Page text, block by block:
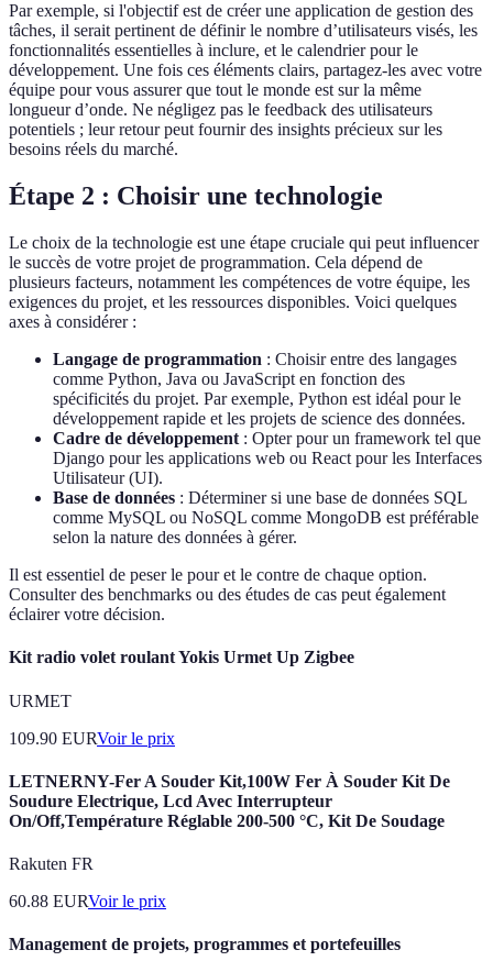
Par exemple, si l'objectif est de créer une application de gestion des
tâches, il serait pertinent de définir le nombre d’utilisateurs visés, les
fonctionnalités essentielles à inclure, et le calendrier pour le
développement. Une fois ces éléments clairs, partagez-les avec votre
équipe pour vous assurer que tout le monde est sur la même
longueur d’onde. Ne négligez pas le feedback des utilisateurs
potentiels ; leur retour peut fournir des insights précieux sur les
besoins réels du marché.
Étape 2 : Choisir une technologie
Le choix de la technologie est une étape cruciale qui peut influencer
le succès de votre projet de programmation. Cela dépend de
plusieurs facteurs, notamment les compétences de votre équipe, les
exigences du projet, et les ressources disponibles. Voici quelques
axes à considérer :
Langage de programmation : Choisir entre des langages
comme Python, Java ou JavaScript en fonction des
spécificités du projet. Par exemple, Python est idéal pour le
développement rapide et les projets de science des données.
Cadre de développement : Opter pour un framework tel que
Django pour les applications web ou React pour les Interfaces
Utilisateur (UI).
Base de données : Déterminer si une base de données SQL
comme MySQL ou NoSQL comme MongoDB est préférable
selon la nature des données à gérer.
Il est essentiel de peser le pour et le contre de chaque option.
Consulter des benchmarks ou des études de cas peut également
éclairer votre décision.
Kit radio volet roulant Yokis Urmet Up Zigbee
URMET
109.90 EURVoir le prix
LETNERNY-Fer A Souder Kit,100W Fer À Souder Kit De
Soudure Electrique, Lcd Avec Interrupteur
On/Off,Température Réglable 200-500 °C, Kit De Soudage
Rakuten FR
60.88 EURVoir le prix
Management de projets, programmes et portefeuilles